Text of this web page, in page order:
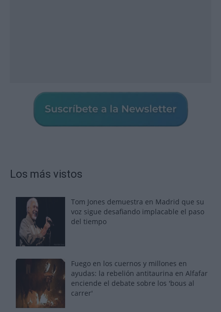
Los más vistos
Tom Jones demuestra en Madrid que su
voz sigue desafiando implacable el paso
del tiempo
Fuego en los cuernos y millones en
ayudas: la rebelión antitaurina en Alfafar
enciende el debate sobre los 'bous al
carrer'